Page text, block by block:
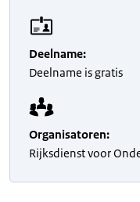
Deelname:
Deelname is gratis
Organisatoren:
Rijksdienst voor